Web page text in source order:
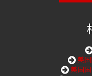
美国
美国国